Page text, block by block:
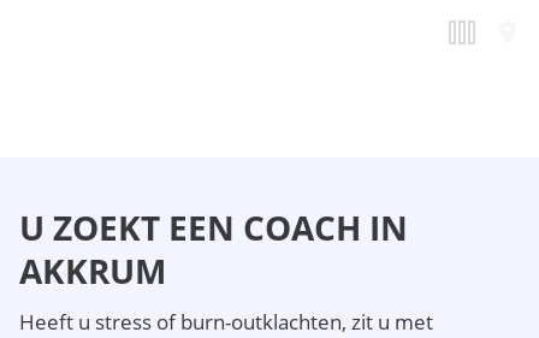
U ZOEKT EEN COACH IN
AKKRUM
Heeft u stress of burn-outklachten, zit u met